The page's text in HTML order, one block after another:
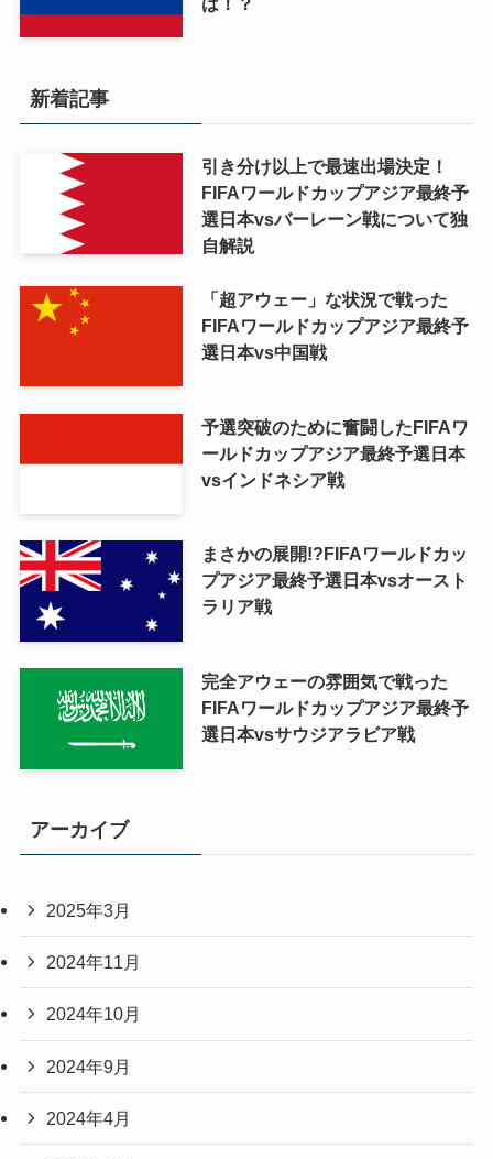
新着記事
引き分け以上で最速出場決定！
FIFAワールドカップアジア最終予
選日本vsバーレーン戦について独
自解説
「超アウェー」な状況で戦った
FIFAワールドカップアジア最終予
選日本vs中国戦
予選突破のために奮闘したFIFAワ
ールドカップアジア最終予選日本
vsインドネシア戦
まさかの展開!?FIFAワールドカッ
プアジア最終予選日本vsオースト
ラリア戦
完全アウェーの雰囲気で戦った
FIFAワールドカップアジア最終予
選日本vsサウジアラビア戦
アーカイブ
2025年3月
2024年11月
2024年10月
2024年9月
2024年4月